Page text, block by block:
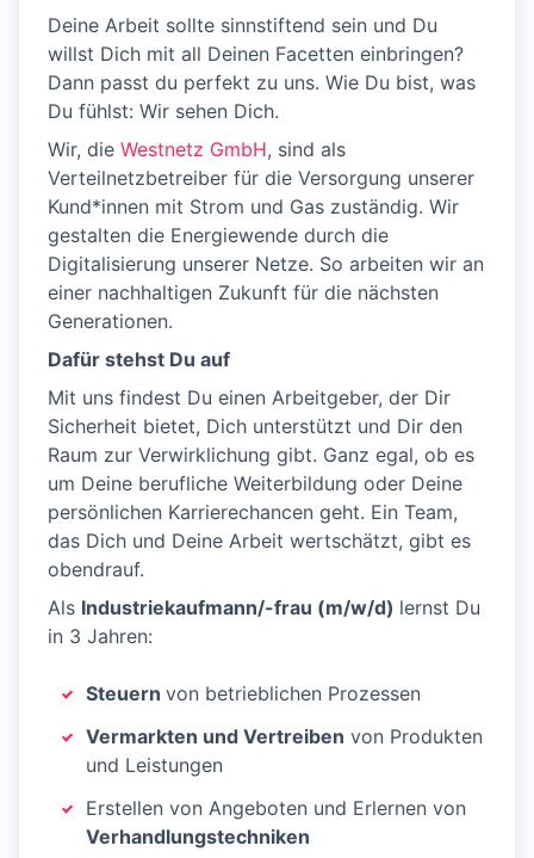
Deine Arbeit sollte sinnstiftend sein und Du
willst Dich mit all Deinen Facetten einbringen?
Dann passt du perfekt zu uns. Wie Du bist, was
Du fühlst: Wir sehen Dich.
Wir, die Westnetz GmbH, sind als
Verteilnetzbetreiber für die Versorgung unserer
Kund*innen mit Strom und Gas zuständig. Wir
gestalten die Energiewende durch die
Digitalisierung unserer Netze. So arbeiten wir an
einer nachhaltigen Zukunft für die nächsten
Generationen.
Dafür stehst Du auf
Mit uns findest Du einen Arbeitgeber, der Dir
Sicherheit bietet, Dich unterstützt und Dir den
Raum zur Verwirklichung gibt. Ganz egal, ob es
um Deine berufliche Weiterbildung oder Deine
persönlichen Karrierechancen geht. Ein Team,
das Dich und Deine Arbeit wertschätzt, gibt es
obendrauf.
Als Industriekaufmann/-frau (m/w/d) lernst Du
in 3 Jahren:
Steuern von betrieblichen Prozessen
Vermarkten und Vertreiben von Produkten
und Leistungen
Erstellen von Angeboten und Erlernen von
Verhandlungstechniken